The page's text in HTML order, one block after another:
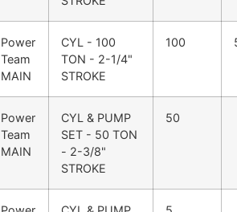
Power
Team
MAIN
CYL - 100
TON - 2-1/4"
STROKE
100
Power
Team
MAIN
CYL & PUMP
SET - 50 TON
- 2-3/8"
STROKE
50